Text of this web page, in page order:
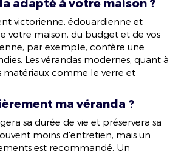
victorienne, édouardienne et
votre maison, du budget et de vos
par exemple, confère une
Les vérandas modernes, quant à
matériaux comme le verre et
ma véranda ?
sa durée de vie et préservera sa
moins d'entretien, mais un
est recommandé. Un